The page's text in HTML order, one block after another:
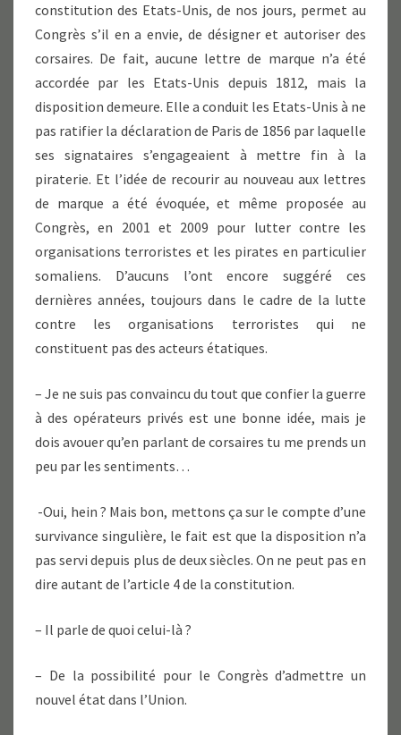
constitution des Etats-Unis, de nos jours, permet au
Congrès s’il en a envie, de désigner et autoriser des
corsaires. De fait, aucune lettre de marque n’a été
accordée par les Etats-Unis depuis 1812, mais la
disposition demeure. Elle a conduit les Etats-Unis à ne
pas ratifier la déclaration de Paris de 1856 par laquelle
ses signataires s’engageaient à mettre fin à la
piraterie. Et l’idée de recourir au nouveau aux lettres
de marque a été évoquée, et même proposée au
Congrès, en 2001 et 2009 pour lutter contre les
organisations terroristes et les pirates en particulier
somaliens. D’aucuns l’ont encore suggéré ces
dernières années, toujours dans le cadre de la lutte
contre les organisations terroristes qui ne
constituent pas des acteurs étatiques.
– Je ne suis pas convaincu du tout que confier la guerre
à des opérateurs privés est une bonne idée, mais je
dois avouer qu’en parlant de corsaires tu me prends un
peu par les sentiments…
-Oui, hein ? Mais bon, mettons ça sur le compte d’une
survivance singulière, le fait est que la disposition n’a
pas servi depuis plus de deux siècles. On ne peut pas en
dire autant de l’article 4 de la constitution.
– Il parle de quoi celui-là ?
– De la possibilité pour le Congrès d’admettre un
nouvel état dans l’Union.